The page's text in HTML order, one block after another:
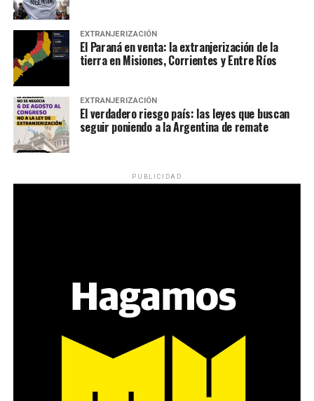
EXTRANJERIZACIÓN
El Paraná en venta: la extranjerización de la
tierra en Misiones, Corrientes y Entre Ríos
EXTRANJERIZACIÓN
El verdadero riesgo país: las leyes que buscan
seguir poniendo a la Argentina de remate
PUBLICIDAD